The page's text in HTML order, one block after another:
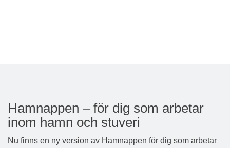
Hamnappen – för dig som arbetar
inom hamn och stuveri
Nu finns en ny version av Hamnappen för dig som arbetar